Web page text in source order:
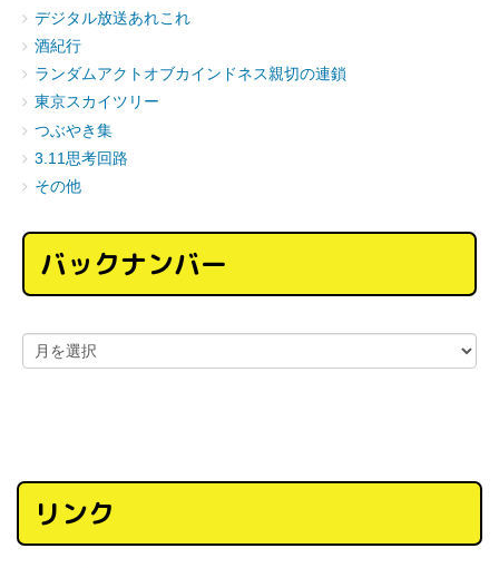
デジタル放送あれこれ
酒紀行
ランダムアクトオブカインドネス親切の連鎖
東京スカイツリー
つぶやき集
3.11思考回路
その他
バックナンバー
リンク